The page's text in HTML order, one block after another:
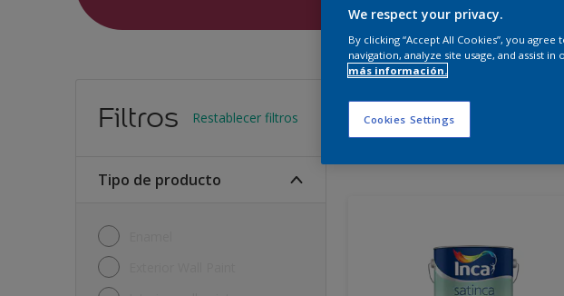
Filtros Restablecer filtros
Tipo de producto
Encuentra los
10Productos encontrados
We respect your privacy.
By clicking “Accept All Cookies”, you
navigation, analyze site usage, and assist
más información.
Cookies Settings